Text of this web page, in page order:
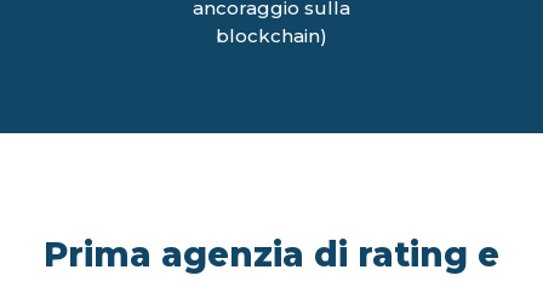
ancoraggio sulla
blockchain)
Prima agenzia di rating e